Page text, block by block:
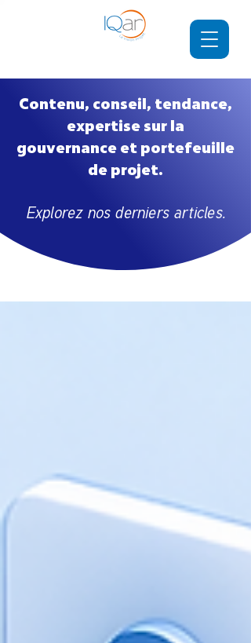
Contenu, conseil, tendance,
expertise sur la
gouvernance et portefeuille
de projet.
Explorez nos derniers articles.